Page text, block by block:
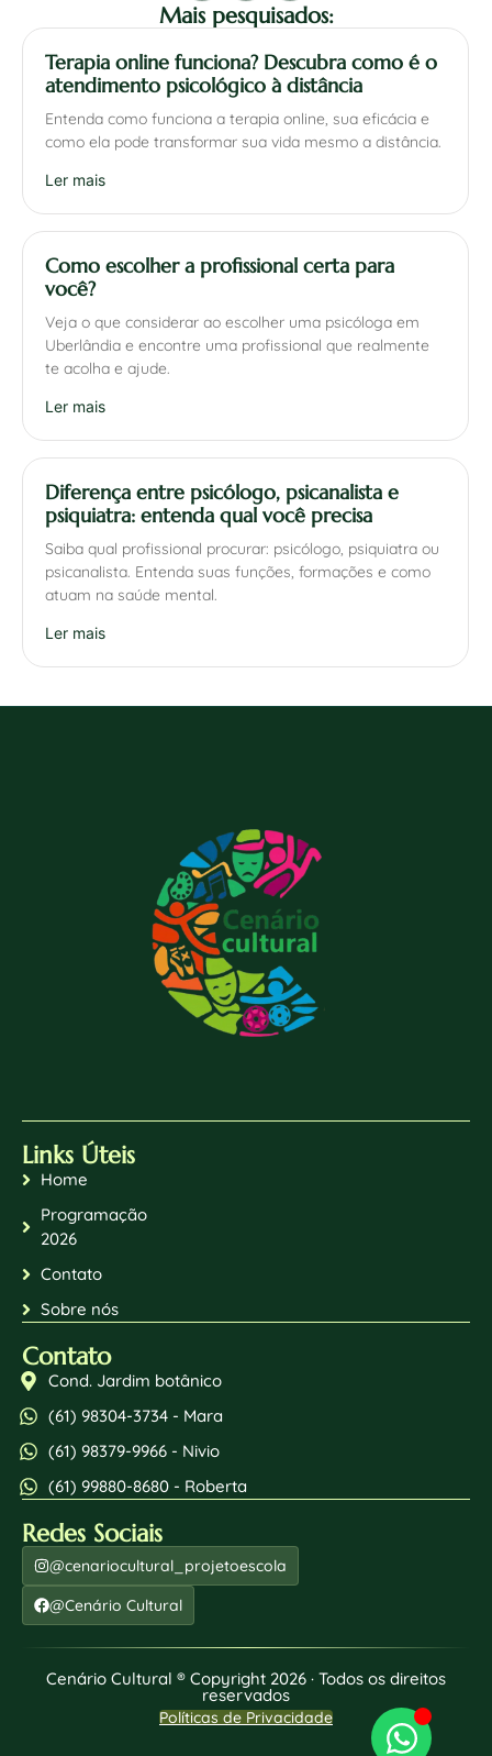
Mais pesquisados:
Terapia online funciona? Descubra como é o
atendimento psicológico à distância
Entenda como funciona a terapia online, sua eficácia e
como ela pode transformar sua vida mesmo a distância.
Ler mais
Como escolher a profissional certa para
você?
Veja o que considerar ao escolher uma psicóloga em
Uberlândia e encontre uma profissional que realmente
te acolha e ajude.
Ler mais
Diferença entre psicólogo, psicanalista e
psiquiatra: entenda qual você precisa
Saiba qual profissional procurar: psicólogo, psiquiatra ou
psicanalista. Entenda suas funções, formações e como
atuam na saúde mental.
Ler mais
Redes Sociais
@cenariocultural_projetoescola
@Cenário Cultural
Links Úteis
Home
Programação
2026
Contato
Sobre nós
Contato
Cond. Jardim botânico
(61) 98304-3734 - Mara
(61) 98379-9966 - Nivio
(61) 99880-8680 - Roberta
Cenário Cultural ® Copyright 2026 · Todos os direitos
reservados
Políticas de Privacidade